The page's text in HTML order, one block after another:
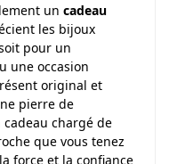
un cadeau
les bijoux
pour un
une occasion
original et
pierre de
cadeau chargé de
que vous tenez
force et la confiance